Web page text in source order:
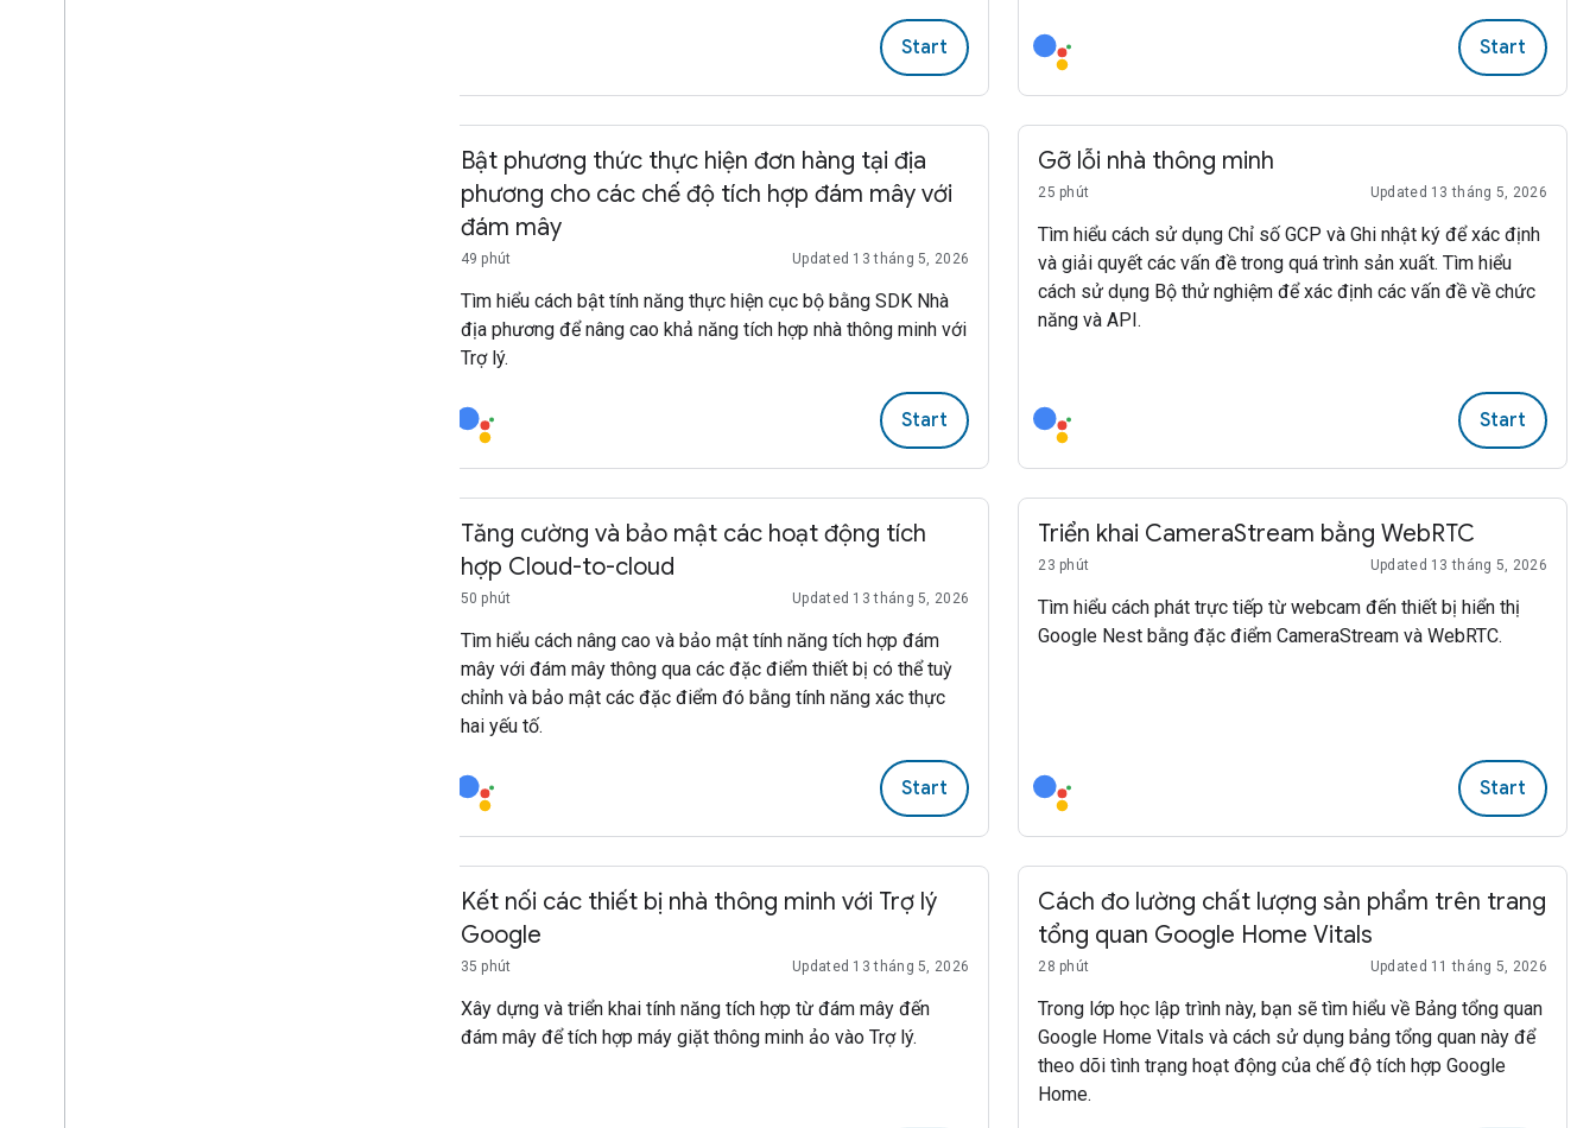
Start Start
Bật phương thức thực hiện đơn hàng tại địa
phương cho các chế độ tích hợp đám mây với
đám mây
49 phút Updated 13 tháng 5, 2026
Tìm hiểu cách bật tính năng thực hiện cục bộ bằng SDK Nhà
địa phương để nâng cao khả năng tích hợp nhà thông minh với
Trợ lý.
Start
Gỡ lỗi nhà thông minh
25 phút Updated 13 tháng 5, 2026
Tìm hiểu cách sử dụng Chỉ số GCP và Ghi nhật ký để xác định
và giải quyết các vấn đề trong quá trình sản xuất. Tìm hiểu
cách sử dụng Bộ thử nghiệm để xác định các vấn đề về chức
năng và API.
Start
Tăng cường và bảo mật các hoạt động tích
hợp Cloud-to-cloud
50 phút Updated 13 tháng 5, 2026
Tìm hiểu cách nâng cao và bảo mật tính năng tích hợp đám
mây với đám mây thông qua các đặc điểm thiết bị có thể tuỳ
chỉnh và bảo mật các đặc điểm đó bằng tính năng xác thực
hai yếu tố.
Start
Triển khai CameraStream bằng WebRTC
23 phút Updated 13 tháng 5, 2026
Tìm hiểu cách phát trực tiếp từ webcam đến thiết bị hiển thị
Google Nest bằng đặc điểm CameraStream và WebRTC.
Start
Kết nối các thiết bị nhà thông minh với Trợ lý
Google
35 phút Updated 13 tháng 5, 2026
Xây dựng và triển khai tính năng tích hợp từ đám mây đến
đám mây để tích hợp máy giặt thông minh ảo vào Trợ lý.
Cách đo lường chất lượng sản phẩm trên trang
tổng quan Google Home Vitals
28 phút Updated 11 tháng 5, 2026
Trong lớp học lập trình này, bạn sẽ tìm hiểu về Bảng tổng quan
Google Home Vitals và cách sử dụng bảng tổng quan này để
theo dõi tình trạng hoạt động của chế độ tích hợp Google
Home.